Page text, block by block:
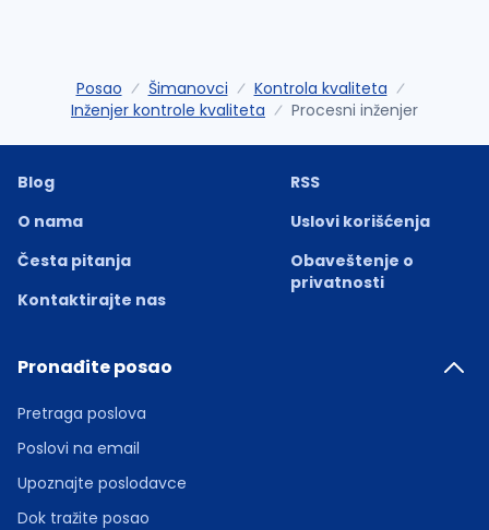
Posao Šimanovci
Kontrola kvaliteta
Inženjer kontrole kvaliteta
Procesni inženjer
Blog
O nama
Česta pitanja
Kontaktirajte nas
RSS
Uslovi korišćenja
Obaveštenje o
privatnosti
Pronađite posao
Pretraga poslova
Poslovi na email
Upoznajte poslodavce
Dok tražite posao